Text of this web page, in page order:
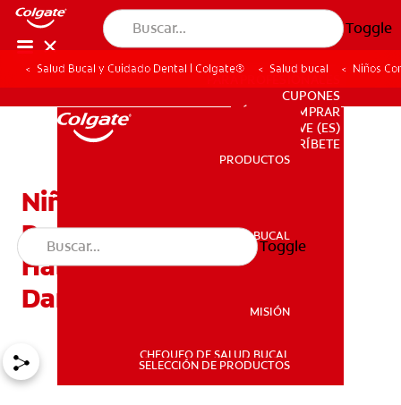
Toggle
PRODUCTOS
SALUD BUCAL
PARA PROFESIONALES
CUPONES
DÓNDE COMPRAR
VE (ES)
SUSCRÍBETE
PRODUCTOS
SALUD BUCAL
MISIÓN
CHEQUEO DE SALUD BUCAL
SELECCIÓN DE PRODUCTOS
Toggle
Salud Bucal y Cuidado Dental | Colgate® Salud bucal Niños
Niños Con Dientes
Podridos: Tres Malos
Hábitos Que Podrían Ser
Dañinos